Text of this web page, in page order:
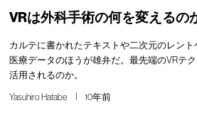
VRは外科手術の何を変えるの
カルテに書かれたテキストや二次元のレン
医療データのほうが雄弁だ。最先端のVRテ
活用されるのか。
Yasuhiro Hatabe 10年前